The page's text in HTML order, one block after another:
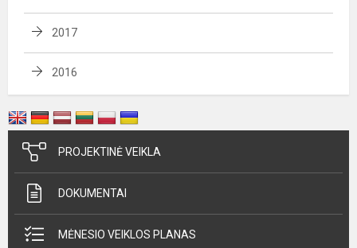
2017
2016
PROJEKTINĖ VEIKLA
DOKUMENTAI
MĖNESIO VEIKLOS PLANAS